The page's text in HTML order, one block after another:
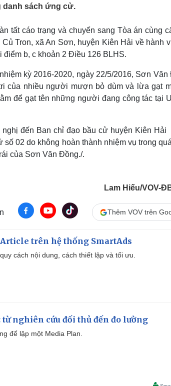
thao
Ô tô
Tư vấn
Điện ảnh
Nghệ sĩ
Thời trang
Sao Việt
danh sách ứng cử.
tất cáo trạng và chuyển sang Tòa án cùng
Tron, xã An Sơn, huyện Kiên Hải về hành
b, c khoản 2 Điều 126 BLHS.
kỳ 2016-2020, ngày 22/5/2016, Sơn Văn
của nhiều người mượn bỏ dùm và lừa gạt
để gạt tên những người đang công tác tại
đến Ban chỉ đạo bầu cử huyện Kiên
02 do không hoàn thành nhiệm vụ trong
của Sơn Văn Đồng./.
Lam Hiếu/VOV-
Thêm VOV trên
trên hệ thống SmartAds
cách nội dung, cách thiết lập và tối ưu.
nghiên cứu đối thủ đến đo lường
để lập một Media Plan.